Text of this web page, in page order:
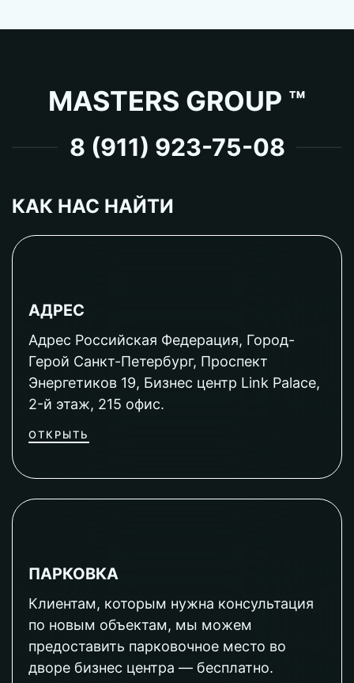
MASTERS GROUP ™
8 (911) 923-75-08
КАК НАС НАЙТИ
АДРЕС
Адрес Российская Федерация, Город-
Герой Санкт-Петербург, Проспект
Энергетиков 19, Бизнес центр Link Palace,
2-й этаж, 215 офис.
ОТКРЫТЬ
ПАРКОВКА
Клиентам, которым нужна консультация
по новым объектам, мы можем
предоставить парковочное место во
дворе бизнес центра — бесплатно.